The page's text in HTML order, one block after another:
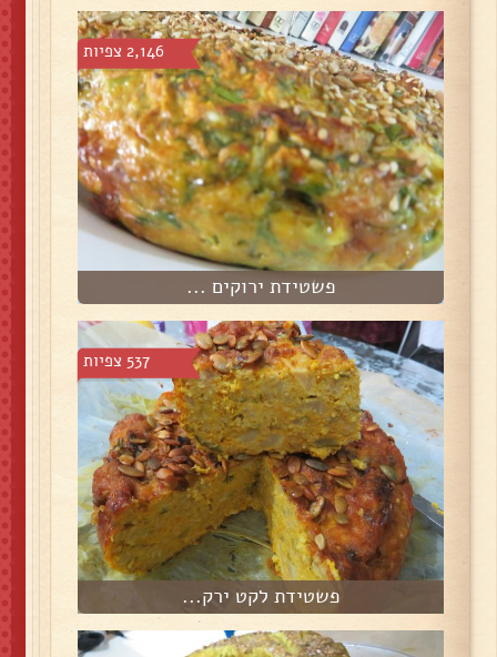
2,146 צפיות
פשטידת ירוקים ...
537 צפיות
פשטידת לקט ירק...